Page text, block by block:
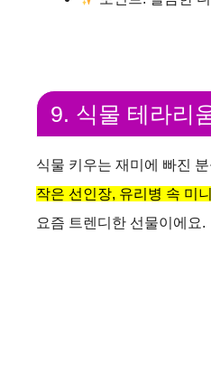
9. 식물 테라리
식물 키우는 재미에 빠진
작은 선인장, 유리병 속 미
요즘 트렌디한 선물이에요.